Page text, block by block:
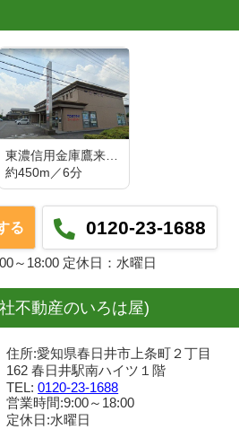
東濃信用金庫鷹来支店
約450m／6分
る 0120-23-1688
～18:00 定休日：水曜日
不動産のいろは屋)
住所:愛知県春日井市上条町２丁目
162 春日井駅南ハイツ１階
TEL:0120-23-1688
営業時間:9:00～18:00
定休日:水曜日